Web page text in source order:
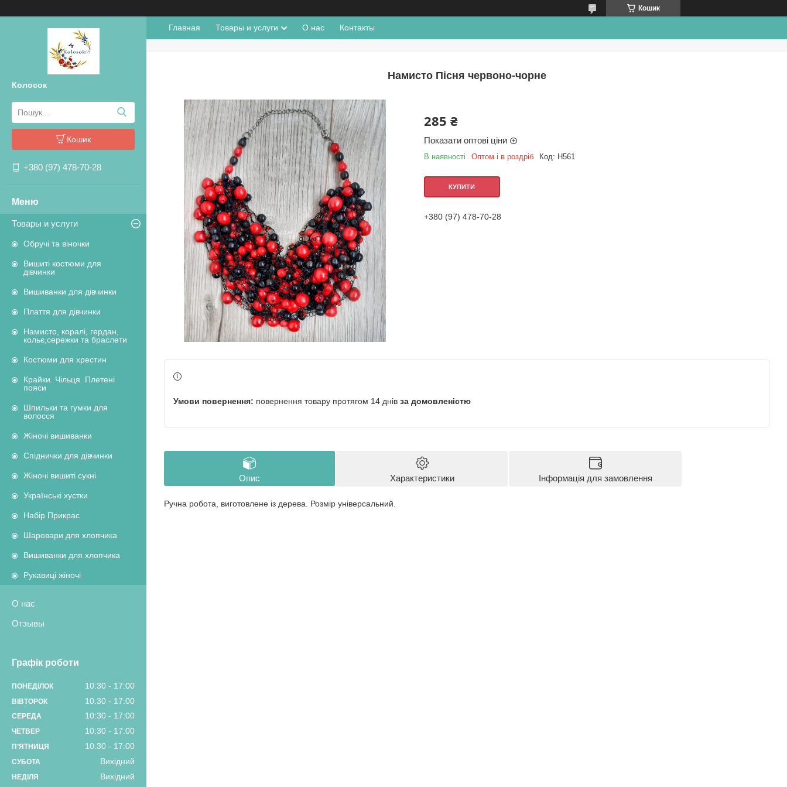
Кошик
Колосок
Кошик
+380 (97) 478-70-28
Товары и услуги
Обручі та віночки
Вишиті костюми для
дівчинки
Вишиванки для дівчинки
Плаття для дівчинки
Намисто, коралі, гердан,
кольє,сережки та браслети
Костюми для хрестин
Крайки. Чільця. Плетені
пояси
Шпильки та гумки для
волосся
Жіночі вишиванки
Спіднички для дівчинки
Жіночі вишиті сукні
Українські хустки
Набір Прикрас
Шаровари для хлопчика
Вишиванки для хлопчика
Рукавиці жіночі
О нас
Отзывы
Графік роботи
ПОНЕДІЛОК 10:30 17:00
ВІВТОРОК 10:30 17:00
СЕРЕДА 10:30 17:00
ЧЕТВЕР 10:30 17:00
ПʼЯТНИЦЯ 10:30 17:00
СУБОТА Вихідний
НЕДІЛЯ Вихідний
Главная Товары и услуги О нас Контакты
Намисто Пісня червоно-чорне
285 ₴
Показати оптові ціни
В наявності Оптом і в роздріб Код: Н561
КУПИТИ
+380 (97) 478-70-28
повернення товару протягом 14 днів за домовленістю
Опис Характеристики Інформація для замовлення
Ручна робота, виготовлене із дерева. Розмір універсальний.